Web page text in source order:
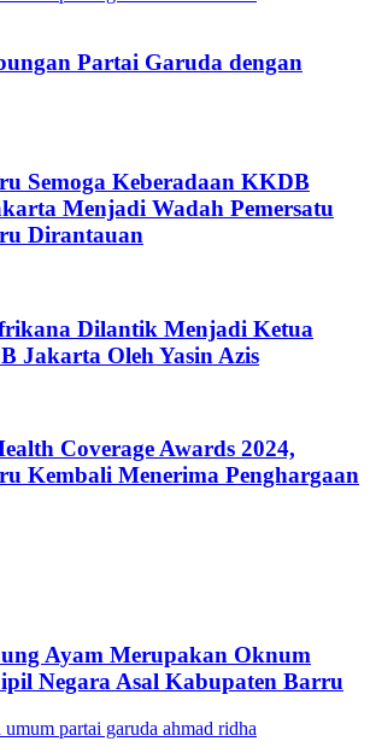
Partai Garuda dengan
Semoga Keberadaan KKDB
Menjadi Wadah Pemersatu
Dirantauan
Dilantik Menjadi Ketua
Jakarta Oleh Yasin Azis
Coverage Awards 2024,
Kembali Menerima Penghargaan
Ayam Merupakan Oknum
Negara Asal Kabupaten Barru